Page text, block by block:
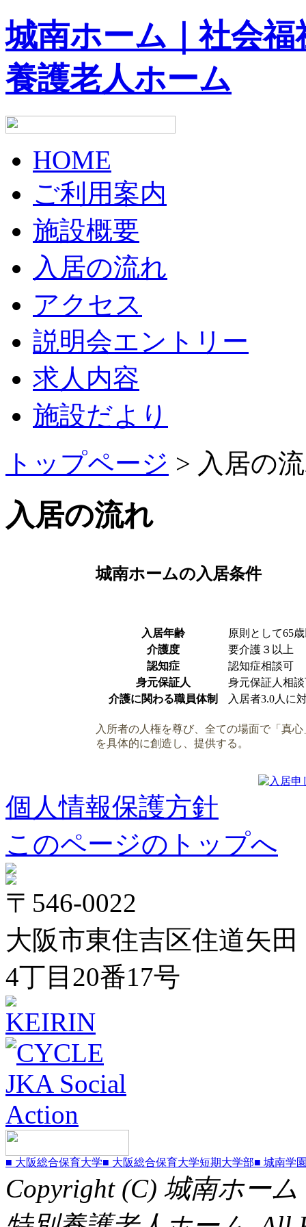
城南ホーム｜社会
養護老人ホーム
HOME
ご利用案内
施設概要
入居の流れ
アクセス
説明会エントリー
求人内容
施設だより
トップページ > 入居の
入居の流れ
城南ホームの入居条件
入居年齢
原則として65
介護度
要介護３以上
認知症
認知症相談可
身元保証人
身元保証人相
介護に関わる職員体制
入居者3.0人に
入所者の人権を尊び、全ての場面で「真
を具体的に創造し、提供する。
個人情報保護方針
このページのトップへ
〒546-0022
大阪市東住吉区住道矢田
4丁目20番17号
■ 大阪総合保育大学■ 大阪総合保育大学短期大学部■ 城南学
Copyright (C) 城南ホー